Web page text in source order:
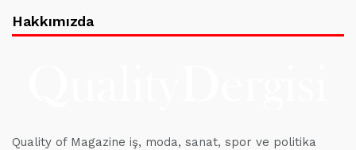
Hakkımızda
Quality of Magazine iş, moda, sanat, spor ve politika